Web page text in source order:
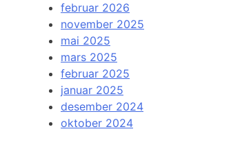
februar 2026
november 2025
mai 2025
mars 2025
februar 2025
januar 2025
desember 2024
oktober 2024